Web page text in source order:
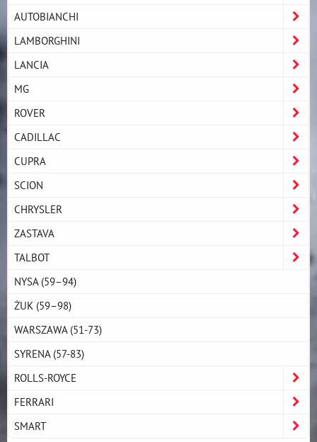
AUTOBIANCHI
LAMBORGHINI
LANCIA
MG
ROVER
CADILLAC
CUPRA
SCION
CHRYSLER
ZASTAVA
TALBOT
NYSA (59–94)
ŻUK (59–98)
WARSZAWA (51-73)
SYRENA (57-83)
ROLLS-ROYCE
FERRARI
SMART